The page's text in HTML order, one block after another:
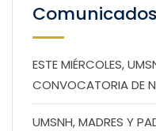
ESTE MIÉRCOLES,
CONVOCATORIA DE
UMSNH, MADRES Y